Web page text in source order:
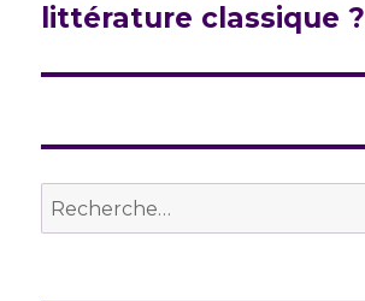
suivante :
littérature classique ?
Recherche
pour :